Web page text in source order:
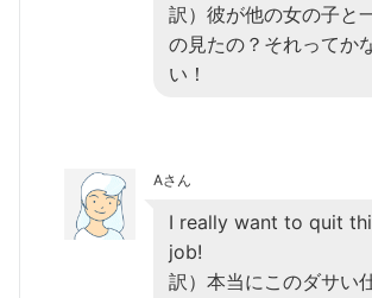
訳）彼が他の女の子と
の見たの？それってか
い！
Aさん
I really want to quit
job!
訳）本当にこのダサい